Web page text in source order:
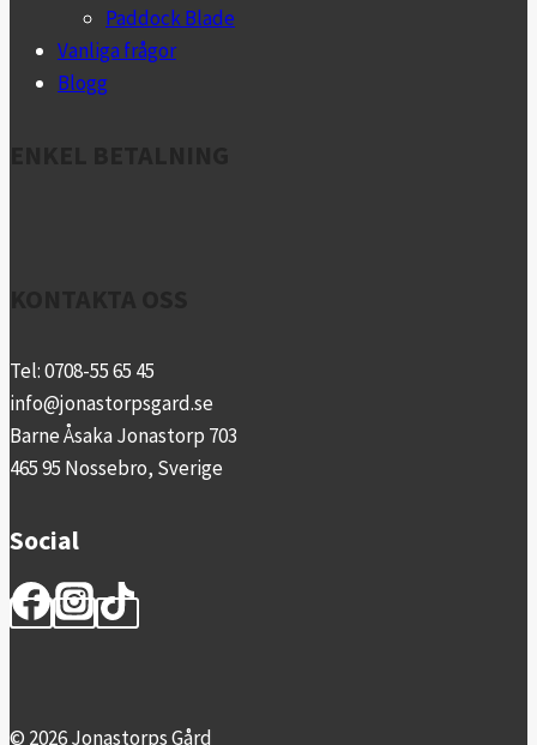
Paddock Blade
Vanliga frågor
Blogg
Tel: 0708-55 65 45
info@jonastorpsgard.se
Barne Åsaka Jonastorp 703
465 95 Nossebro, Sverige
Social
© 2026 Jonastorps Gård